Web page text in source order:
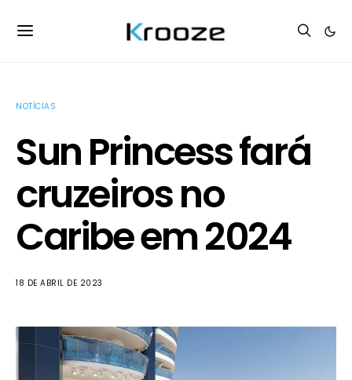
NOTÍCIAS
Sun Princess fará
cruzeiros no
Caribe em 2024
18 DE ABRIL DE 2023